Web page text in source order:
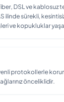
DSL ve kablosuz
ilinde sürekli,
ve kopukluklar
protokollerle
önceliklidir.